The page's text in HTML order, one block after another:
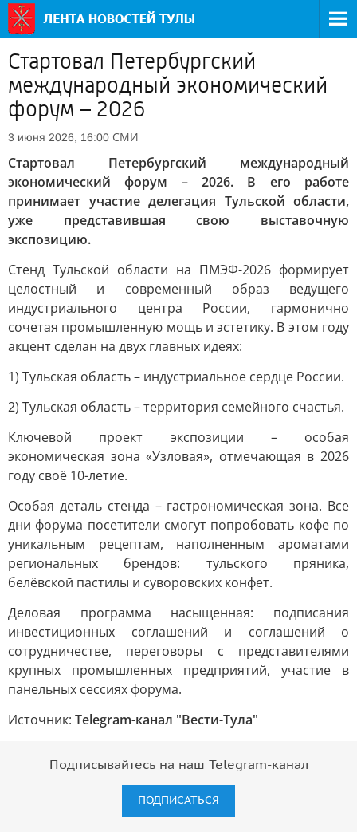
Стартовал Петербургский
международный экономический
форум – 2026
3 июня 2026, 16:00 СМИ
Стартовал Петербургский международный
экономический форум – 2026. В его работе
принимает участие делегация Тульской области,
уже представившая свою выставочную
экспозицию.
Стенд Тульской области на ПМЭФ-2026 формирует
целостный и современный образ ведущего
индустриального центра России, гармонично
сочетая промышленную мощь и эстетику. В этом году
акцент сделан на двух главных идеях:
1) Тульская область – индустриальное сердце России.
2) Тульская область – территория семейного счастья.
Ключевой проект экспозиции – особая
экономическая зона «Узловая», отмечающая в 2026
году своё 10-летие.
Особая деталь стенда – гастрономическая зона. Все
дни форума посетители смогут попробовать кофе по
уникальным рецептам, наполненным ароматами
региональных брендов: тульского пряника,
белёвской пастилы и суворовских конфет.
Деловая программа насыщенная: подписания
инвестиционных соглашений и соглашений о
сотрудничестве, переговоры с представителями
крупных промышленных предприятий, участие в
панельных сессиях форума.
Источник: Telegram-канал "Вести-Тула"
Подписывайтесь на наш Telegram-канал
ПОДПИСАТЬСЯ